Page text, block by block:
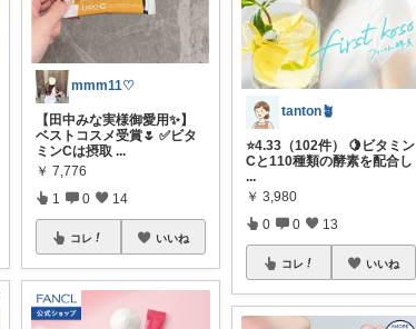
mmm11♡
【田中みな実様御愛用✨】
ベストコスメ受賞🌷 ✅ビタ
ミンCは摂取 ...
￥ 7,776
1 0 14
コレ いいね
tanton🪴
⭐4.33（102件） 🍋ビタミン
Cと110種類の酵素を配合し
...
￥ 3,980
0 0 13
コレ いいね